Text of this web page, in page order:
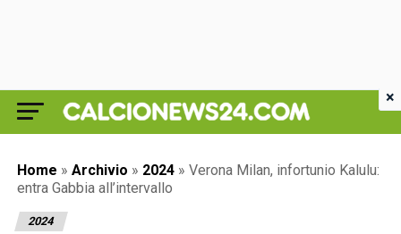
Home » Archivio » 2024 » Verona Milan, infortunio Kalulu:
entra Gabbia all’intervallo
2024
×